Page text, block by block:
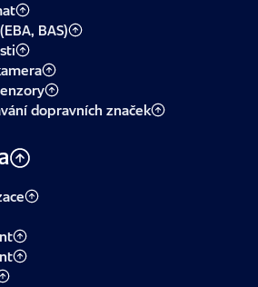
BAS)
dopravních značek